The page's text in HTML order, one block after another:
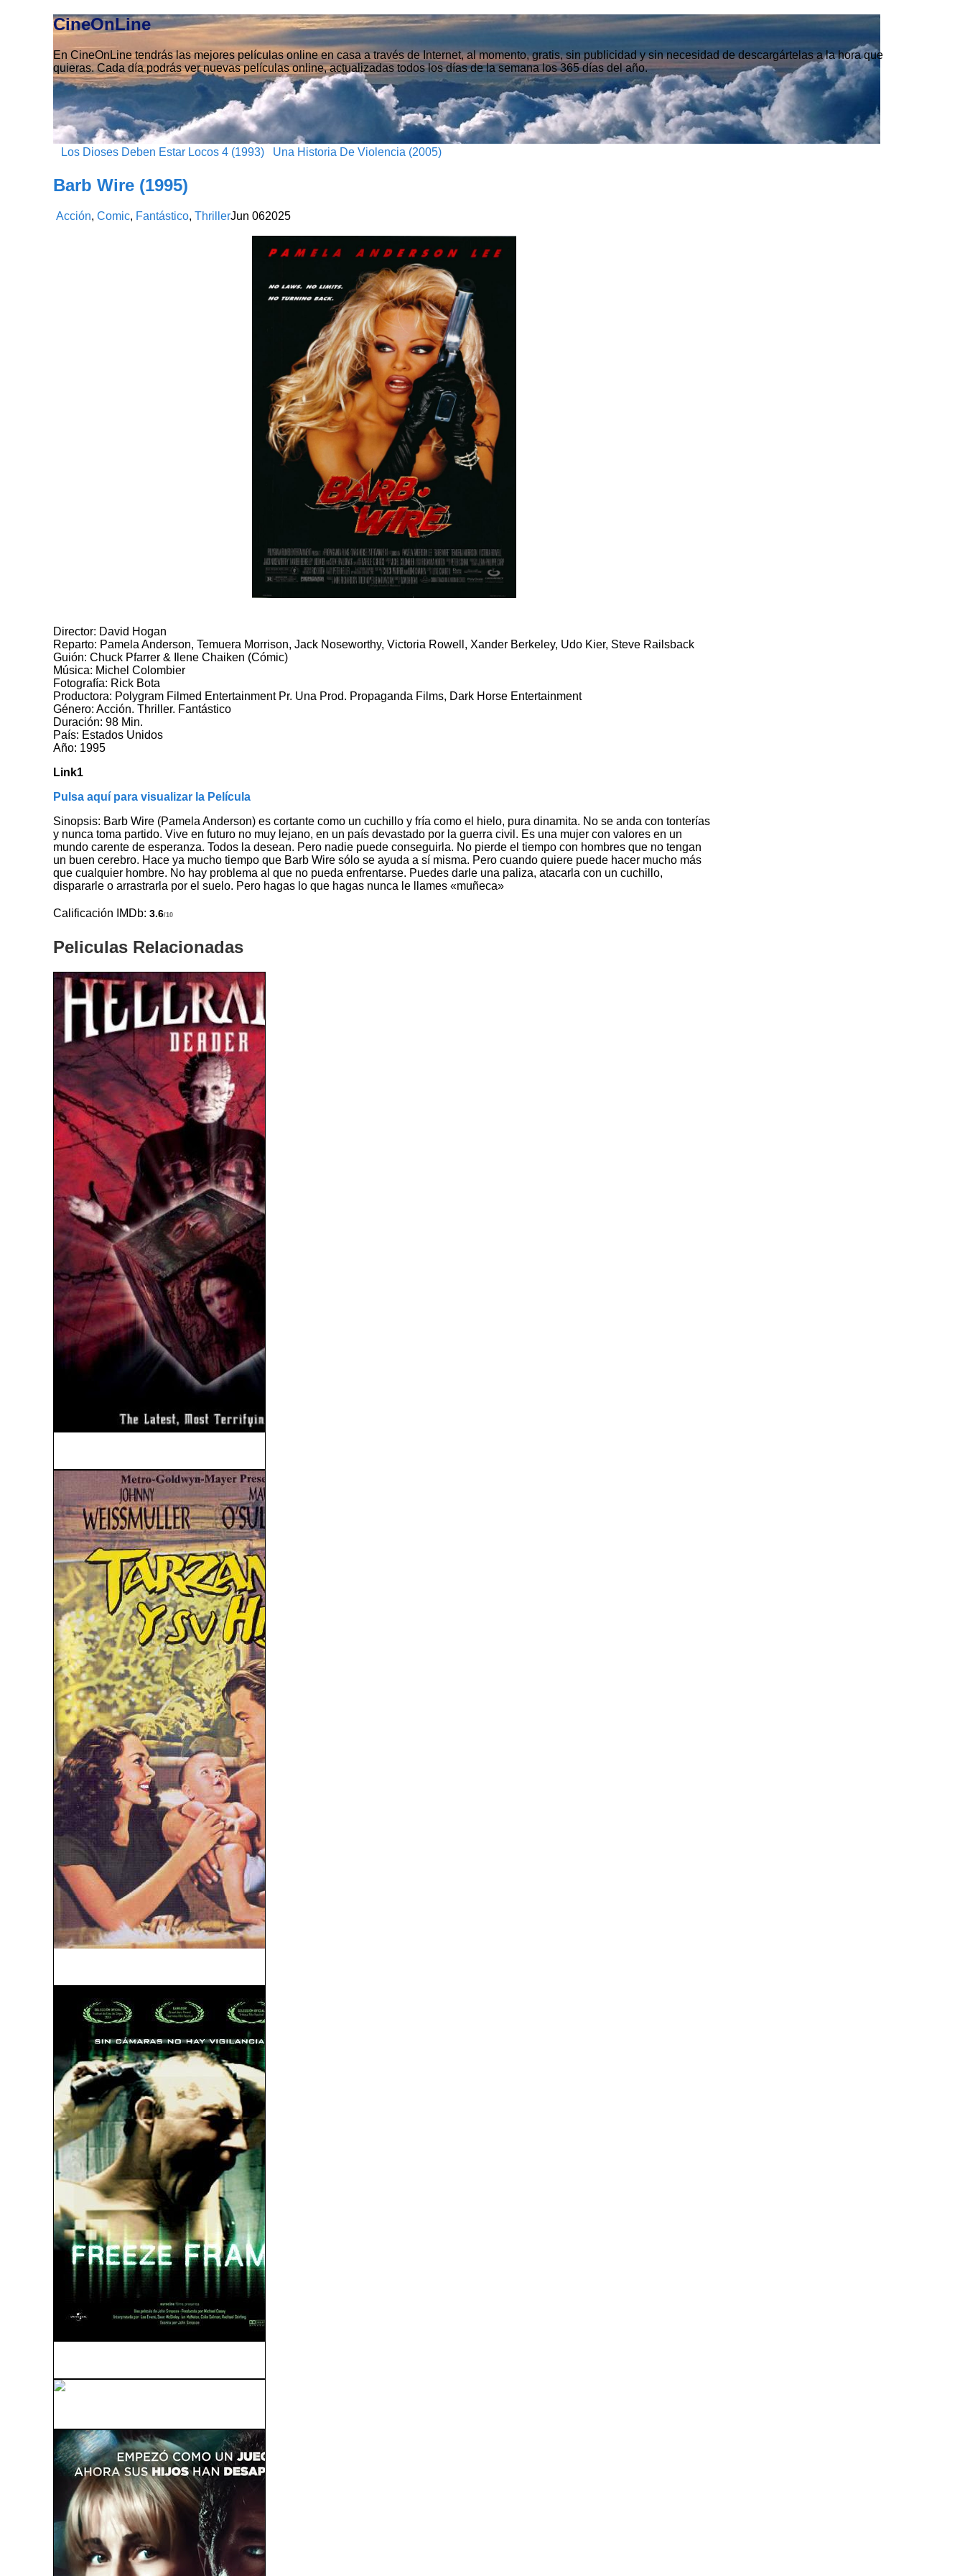
CineOnLine
En CineOnLine tendrás las mejores películas online en casa a través de Internet, al momento, gratis, sin publicidad y sin necesidad de descargártelas a la hora que
quieras. Cada día podrás ver nuevas películas online, actualizadas todos los días de la semana los 365 días del año.
Los Dioses Deben Estar Locos 4 (1993) Una Historia De Violencia (2005)
Barb Wire (1995)
Acción,Comic, Fantástico,ThrillerJun 062025
Director: David Hogan
Reparto: Pamela Anderson, Temuera Morrison, Jack Noseworthy, Victoria Rowell, Xander Berkeley, Udo Kier, Steve Railsback
Guión: Chuck Pfarrer & Ilene Chaiken (Cómic)
Música: Michel Colombier
Fotografía: Rick Bota
Productora: Polygram Filmed Entertainment Pr. Una Prod. Propaganda Films, Dark Horse Entertainment
Género: Acción. Thriller. Fantástico
Duración: 98 Min.
País: Estados Unidos
Año: 1995
Link1
Pulsa aquí para visualizar la Película
Sinopsis: Barb Wire (Pamela Anderson) es cortante como un cuchillo y fría como el hielo, pura dinamita. No se anda con tonterías
y nunca toma partido. Vive en futuro no muy lejano, en un país devastado por la guerra civil. Es una mujer con valores en un
mundo carente de esperanza. Todos la desean. Pero nadie puede conseguirla. No pierde el tiempo con hombres que no tengan
un buen cerebro. Hace ya mucho tiempo que Barb Wire sólo se ayuda a sí misma. Pero cuando quiere puede hacer mucho más
que cualquier hombre. No hay problema al que no pueda enfrentarse. Puedes darle una paliza, atacarla con un cuchillo,
dispararle o arrastrarla por el suelo. Pero hagas lo que hagas nunca le llames «muñeca»
Calificación IMDb:3.6/10
Peliculas Relacionadas